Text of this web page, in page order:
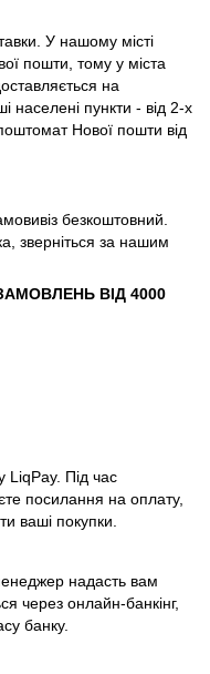
У нашому місті
пошти, тому у міста
на
населені пункти - від 2-х
Нової пошти від
безкоштовний.
зверніться за нашим
ВІД 4000
LiqPay. Під час
посилання на оплату,
ваші покупки.
надасть вам
через онлайн-банкінг,
банку.